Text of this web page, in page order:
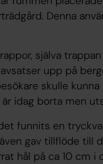
Denna
själva
upp på
skulle
idag borta men
funnits en
gav tillflöde till
hål på ca 10 cm i